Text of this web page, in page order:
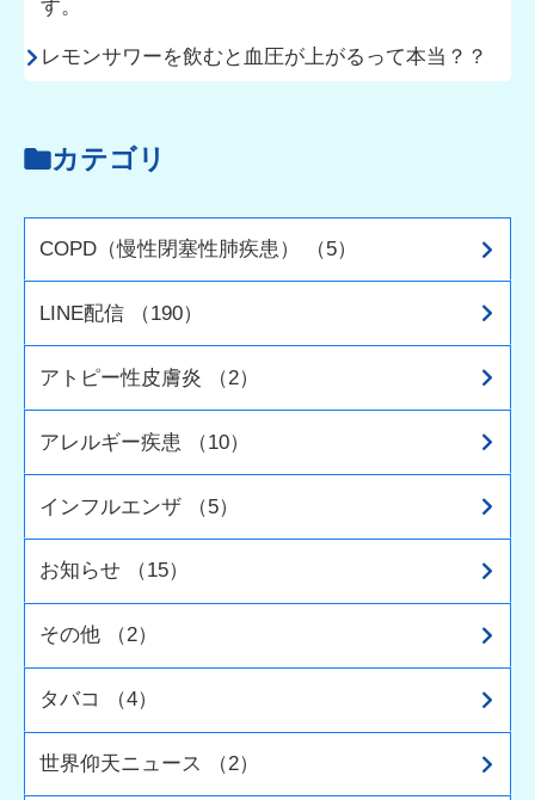
す。
レモンサワーを飲むと血圧が上がるって本当？？
カテゴリ
COPD（慢性閉塞性肺疾患） （5）
LINE配信 （190）
アトピー性皮膚炎 （2）
アレルギー疾患 （10）
インフルエンザ （5）
お知らせ （15）
その他 （2）
タバコ （4）
世界仰天ニュース （2）